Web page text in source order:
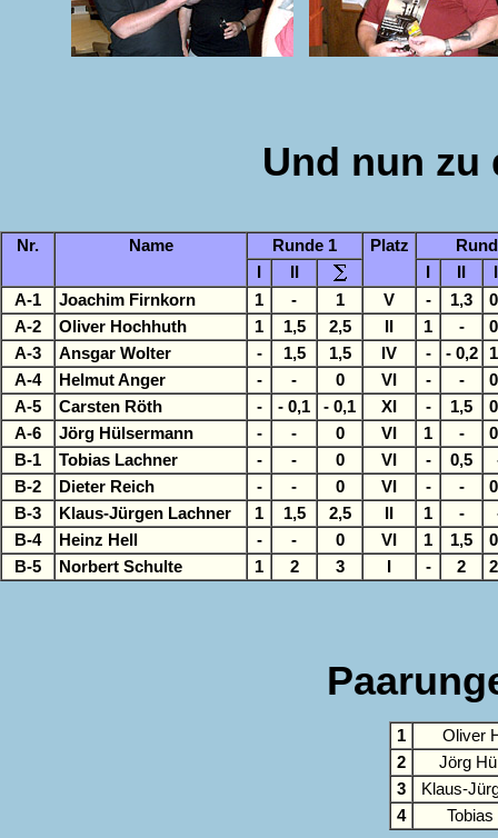
Und nun zu
Nr. Name Runde 1 Platz
A-1
Joachim Firnkorn 1 - 1 V - 1,3
A-2
Oliver Hochhuth 1 1,5 2,5 1 -
A-3
Ansgar Wolter - 1,5 1,5 IV - - 0,2
A-4
Helmut Anger - - 0 VI - -
A-5
Carsten Röth - - 0,1 - 0,1 XI - 1,5
A-6
Jörg Hülsermann - - 0 VI 1 -
B-1
Tobias Lachner - - 0 VI - 0,5
B-2
Dieter Reich - - 0 VI - -
B-3
Klaus-Jürgen Lachner 1 1,5 2,5 1 -
B-4
Heinz Hell - - 0 VI 1 1,5
B-5
Norbert Schulte 1 2 3 - 2
1
Oliver
2
Jörg
3
Klaus-
4